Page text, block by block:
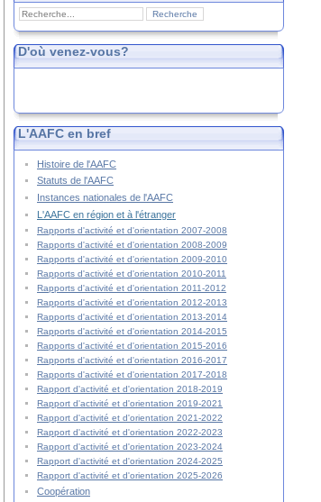
D'où venez-vous?
L'AAFC en bref
Histoire de l'AAFC
Statuts de l'AAFC
Instances nationales de l'AAFC
L'AAFC en région et à l'étranger
Rapports d'activité et d'orientation 2007-2008
Rapports d'activité et d'orientation 2008-2009
Rapports d'activité et d'orientation 2009-2010
Rapports d'activité et d'orientation 2010-2011
Rapports d'activité et d'orientation 2011-2012
Rapports d'activité et d'orientation 2012-2013
Rapports d'activité et d'orientation 2013-2014
Rapports d'activité et d'orientation 2014-2015
Rapports d'activité et d'orientation 2015-2016
Rapports d'activité et d'orientation 2016-2017
Rapports d'activité et d'orientation 2017-2018
Rapport d'activité et d'orientation 2018-2019
Rapport d'activité et d'orientation 2019-2021
Rapport d'activité et d'orientation 2021-2022
Rapport d'activité et d'orientation 2022-2023
Rapport d'activité et d'orientation 2023-2024
Rapport d'activité et d'orientation 2024-2025
Rapport d'activité et d'orientation 2025-2026
Coopération